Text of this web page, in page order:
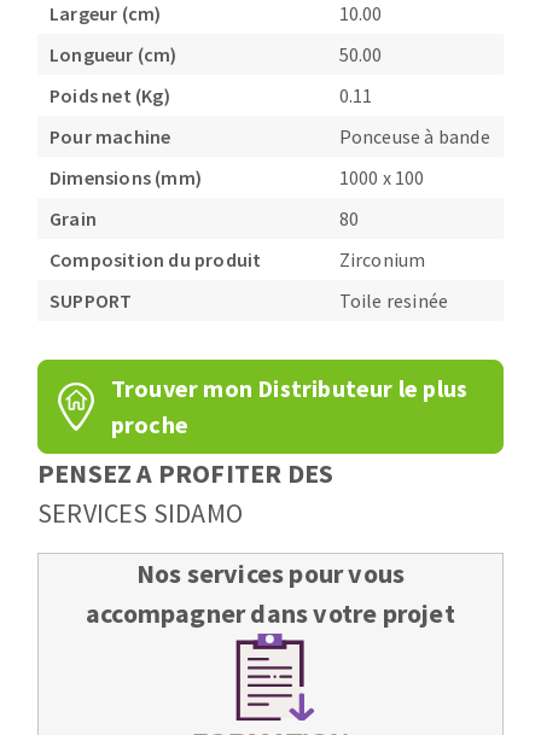
Largeur (cm)
10.00
Longueur (cm)
50.00
Poids net (Kg)
0.11
Pour machine
Ponceuse à bande
Dimensions (mm)
1000 x 100
Grain
80
Composition du produit
Zirconium
SUPPORT
Toile resinée
Trouver mon Distributeur le plus
proche
PENSEZ A PROFITER DES
SERVICES SIDAMO
Nos services pour vous
accompagner dans votre projet